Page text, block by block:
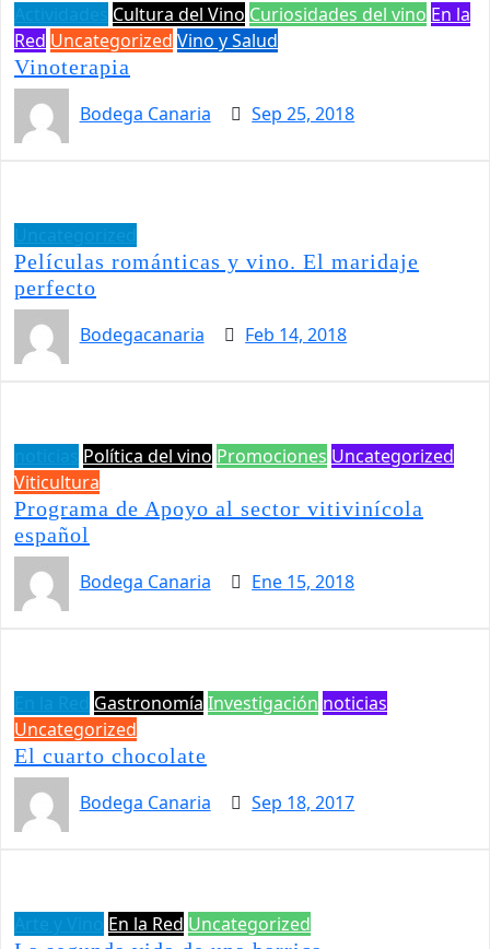
Cultura del Vino Curiosidades del vino En la
Red Uncategorized Vino y Salud
Vinoterapia
Bodega Canaria
Sep 25, 2018
Películas románticas y vino. El maridaje
perfecto
Bodegacanaria
Feb 14, 2018
Política del vino Promociones Uncategorized
Viticultura
Programa de Apoyo al sector vitivinícola
español
Bodega Canaria
Ene 15, 2018
Gastronomía Investigación noticias
Uncategorized
El cuarto chocolate
Bodega Canaria
Sep 18, 2017
En la Red Uncategorized